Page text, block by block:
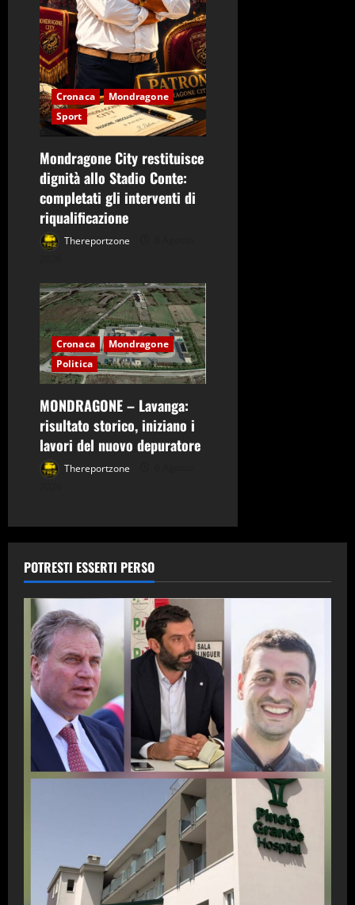
Cronaca
Mondragone
Sport
Mondragone City restituisce
dignità allo Stadio Conte:
completati gli interventi di
riqualificazione
Thereportzone
Cronaca
Mondragone
Politica
MONDRAGONE – Lavanga:
risultato storico, iniziano i
lavori del nuovo depuratore
Thereportzone
POTRESTI ESSERTI PERSO